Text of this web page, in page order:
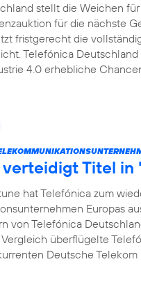
stellt die Weichen
für die nächste
fristgerecht die
Telefónica
4.0 erhebliche
Titel in
hat Telefónica zum
Europas
von Telefónica
überflügelte
Deutsche